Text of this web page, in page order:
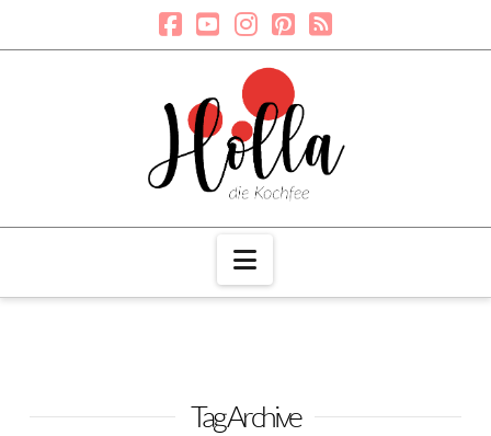
Navigation
Tag Archive